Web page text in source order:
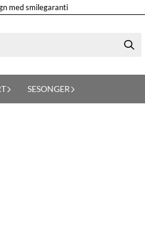
med smilegaranti
SESONGER